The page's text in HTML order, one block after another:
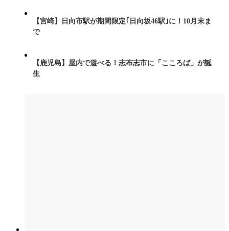
【宮崎】日向市駅が期間限定｢日向坂46駅｣に！10月末ま
で
【鹿児島】屋内で遊べる！志布志市に「こころば」が誕
生